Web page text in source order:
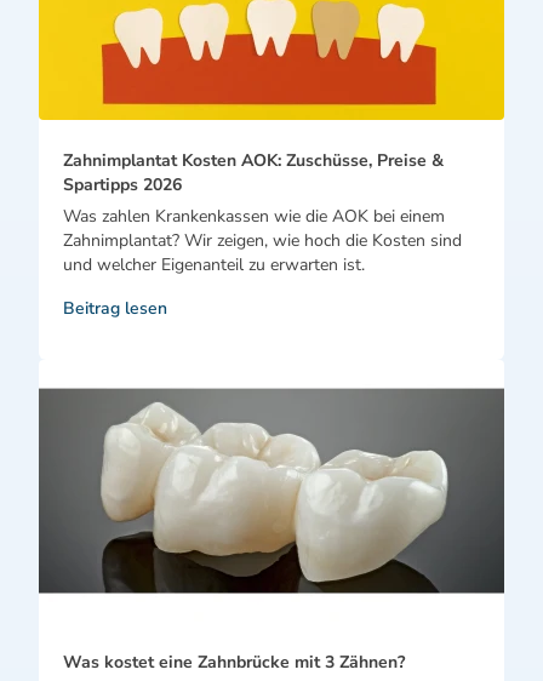
Zahnimplantat Kosten AOK: Zuschüsse, Preise &
Spartipps 2026
Was zahlen Krankenkassen wie die AOK bei einem
Zahnimplantat? Wir zeigen, wie hoch die Kosten sind
und welcher Eigenanteil zu erwarten ist.
Beitrag lesen
Was kostet eine Zahnbrücke mit 3 Zähnen?